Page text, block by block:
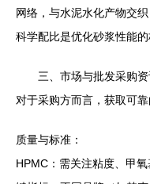
网络，与水泥水化产物交
科学配比是优化砂浆性能的
三、市场与批发采购
对于采购方而言，获取可靠
质量与标准：
HPMC：需关注粘度、甲